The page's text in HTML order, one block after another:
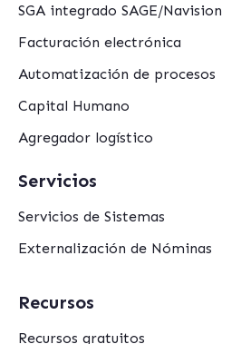
SGA integrado SAGE/Navision
Facturación electrónica
Automatización de procesos
Capital Humano
Agregador logístico
Servicios
Servicios de Sistemas
Externalización de Nóminas
Recursos
Recursos gratuitos